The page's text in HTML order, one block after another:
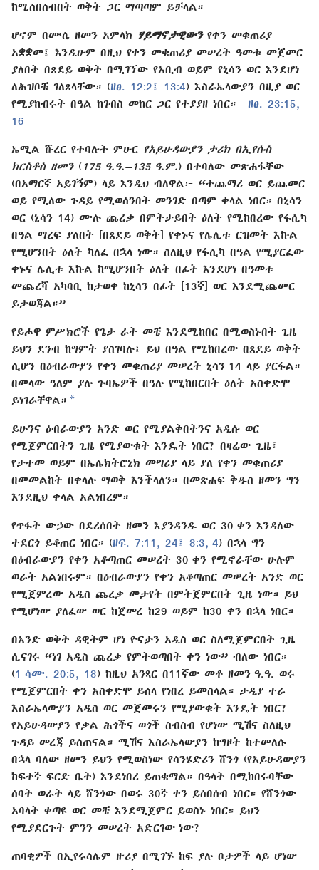
ከሚሰበሰብበት ወቅት ጋር ማጣጣም ይቻላል።
ሆኖም በሙሴ ዘመን አምላክ ሃይማኖታዊውንየቀን መቁጠሪያ
አቋቋመ፤ እንዲሁም በዚህ የቀን መቁጠሪያ መሠረት ዓመቱ መጀመር
ያለበት በጸደይ ወቅት በሚገኘው የአቢብ ወይም የኒሳን ወር እንደሆነ
ለሕዝቦቹ ገለጸላቸው። (ዘፀ. 12:2፤ 13:4) እስራኤላውያን በዚያ ወር
የሚያከብሩት በዓል ከገብስ መከር ጋር የተያያዘ ነበር።—ዘፀ. 23:15,
16
ኤሚል ሹረር የተባሉት ምሁር የአይሁዳውያን ታሪክ በኢየሱስ
ክርስቶስ ዘመን(175 ዓ.ዓ.–135 ዓ.ም.) በተባለው መጽሐፋቸው
(በአማርኛ አይገኝም) ላይ እንዲህ ብለዋል፦ “ተጨማሪ ወር ይጨመር
ወይ የሚለው ጉዳይ የሚወሰንበት መንገድ በጣም ቀላል ነበር። በኒሳን
ወር (ኒሳን 14) ሙሉ ጨረቃ በምትታይበት ዕለት የሚከበረው የፋሲካ
በዓል ማረፍ ያለበት [በጸደይ ወቅት] የቀኑና የሌሊቱ ርዝመት እኩል
የሚሆንበት ዕለት ካለፈ በኋላ ነው። ስለዚህ የፋሲካ በዓል የሚያርፈው
ቀኑና ሌሊቱ እኩል ከሚሆንበት ዕለት በፊት እንደሆነ በዓመቱ
መጨረሻ አካባቢ ከታወቀ ከኒሳን በፊት [13ኛ] ወር እንደሚጨመር
ይታወጃል።”
የይሖዋ ምሥክሮች የጌታ ራት መቼ እንደሚከበር በሚወስኑበት ጊዜ
ይህን ደንብ ከግምት ያስገባሉ፤ ይህ በዓል የሚከበረው በጸደይ ወቅት
ሲሆን በዕብራውያን የቀን መቁጠሪያ መሠረት ኒሳን 14 ላይ ያርፋል።
በመላው ዓለም ያሉ ጉባኤዎች በዓሉ የሚከበርበት ዕለት አስቀድሞ
ይነገራቸዋል። a
ይሁንና ዕብራውያን አንድ ወር የሚያልቅበትንና አዲሱ ወር
የሚጀምርበትን ጊዜ የሚያውቁት እንዴት ነበር? በዛሬው ጊዜ፣
የታተመ ወይም በኤሌክትሮኒክ መሣሪያ ላይ ያለ የቀን መቁጠሪያ
በመመልከት በቀላሉ ማወቅ እንችላለን። በመጽሐፍ ቅዱስ ዘመን ግን
እንደዚህ ቀላል አልነበረም።
የጥፋት ውኃው በደረሰበት ዘመን እያንዳንዱ ወር 30 ቀን እንዳለው
ተደርጎ ይቆጠር ነበር። (ዘፍ. 7:11, 24፤ 8:3, 4) በኋላ ግን
በዕብራውያን የቀን አቆጣጠር መሠረት 30 ቀን የሚኖራቸው ሁሉም
ወራት አልነበሩም። በዕብራውያን የቀን አቆጣጠር መሠረት አንድ ወር
የሚጀምረው አዲስ ጨረቃ መታየት በምትጀምርበት ጊዜ ነው። ይህ
የሚሆነው ያለፈው ወር ከጀመረ ከ29 ወይም ከ30 ቀን በኋላ ነበር።
በአንድ ወቅት ዳዊትም ሆነ ዮናታን አዲስ ወር ስለሚጀምርበት ጊዜ
ሲናገሩ “ነገ አዲስ ጨረቃ የምትወጣበት ቀን ነው” ብለው ነበር።
(1 ሳሙ. 20:5, 18) ከዚህ አንጻር በ11ኛው መቶ ዘመን ዓ.ዓ. ወሩ
የሚጀምርበት ቀን አስቀድሞ ይሰላ የነበረ ይመስላል። ታዲያ ተራ
እስራኤላውያን አዲስ ወር መጀመሩን የሚያውቁት እንዴት ነበር?
የአይሁዳውያን የቃል ሕጎችና ወጎች ስብስብ የሆነው ሚሽና ስለዚህ
ጉዳይ መረጃ ይሰጠናል። ሚሽና እስራኤላውያን ከግዞት ከተመለሱ
በኋላ ባለው ዘመን ይህን የሚወስነው የሳንሄድሪን ሸንጎ (የአይሁዳውያን
ከፍተኛ ፍርድ ቤት) እንደነበረ ይጠቁማል። በዓላት በሚከበሩባቸው
ሰባት ወራት ላይ ሸንጎው በወሩ 30ኛ ቀን ይሰበሰብ ነበር። የሸንጎው
አባላት ቀጣዩ ወር መቼ እንደሚጀምር ይወስኑ ነበር። ይህን
የሚያደርጉት ምንን መሠረት አድርገው ነው?
ጠባቂዎች በኢየሩሳሌም ዙሪያ በሚገኙ ከፍ ያሉ ቦታዎች ላይ ሆነው